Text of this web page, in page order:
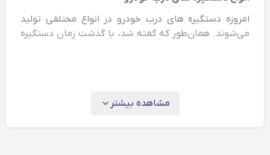
امروزه دستگیره های درب خودرو در انواع مختلفی تولید
می‌شوند. همان‌طور که گفته ‌شد، با گذشت زمان دستگیره
مشاهده بیشتر